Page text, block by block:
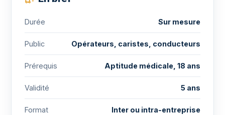
Durée Sur mesure
Public Opérateurs, caristes, conducteurs
Prérequis Aptitude médicale, 18 ans
Validité 5 ans
Format Inter ou intra-entreprise